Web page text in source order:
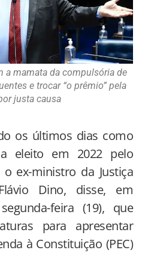
a mamata da compulsória de
e trocar “o prêmio” pela
justa causa
os últimos dias como
eleito em 2022 pelo
ex-ministro da Justiça
Dino, disse, em
feira (19), que
para apresentar
à Constituição (PEC)